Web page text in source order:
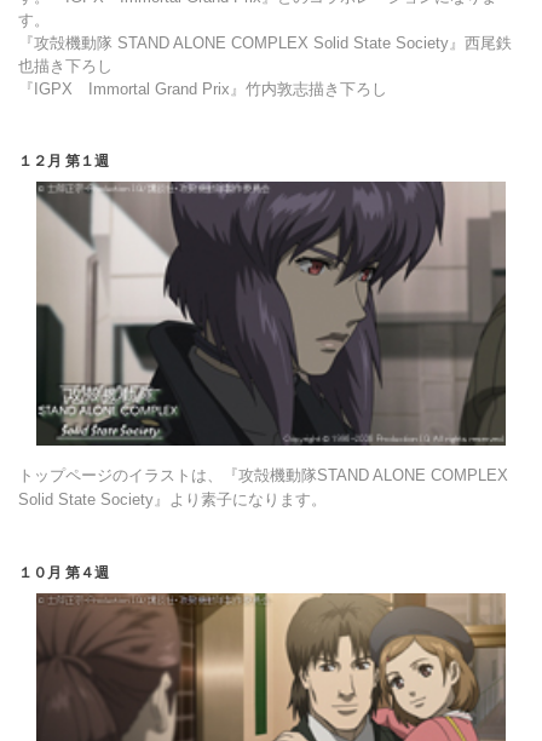
す。
『攻殻機動隊 STAND ALONE COMPLEX Solid State Society』西尾鉄
也描き下ろし
『IGPX Immortal Grand Prix』竹内敦志描き下ろし
１２月 第１週
トップページのイラストは、『攻殻機動隊STAND ALONE COMPLEX
Solid State Society』より素子になります。
１０月 第４週